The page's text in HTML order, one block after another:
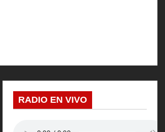
RADIO EN VIVO